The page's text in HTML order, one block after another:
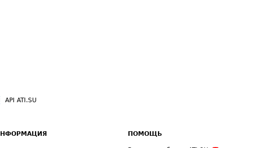
API ATI.SU
ПОМОЩЬ